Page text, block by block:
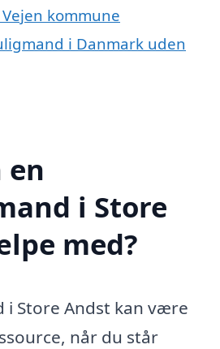
kommune
i Danmark uden
en
i Store
med?
i Store Andst kan være
når du står